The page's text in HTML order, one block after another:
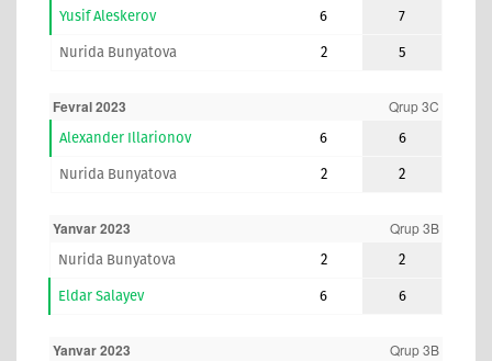
Yusif Aleskerov 6 7
Nurida Bunyatova 2 5
Fevral 2023 Qrup 3C
Alexander Illarionov 6 6
Nurida Bunyatova 2 2
Yanvar 2023 Qrup 3B
Nurida Bunyatova 2 2
Eldar Salayev 6 6
Yanvar 2023 Qrup 3B